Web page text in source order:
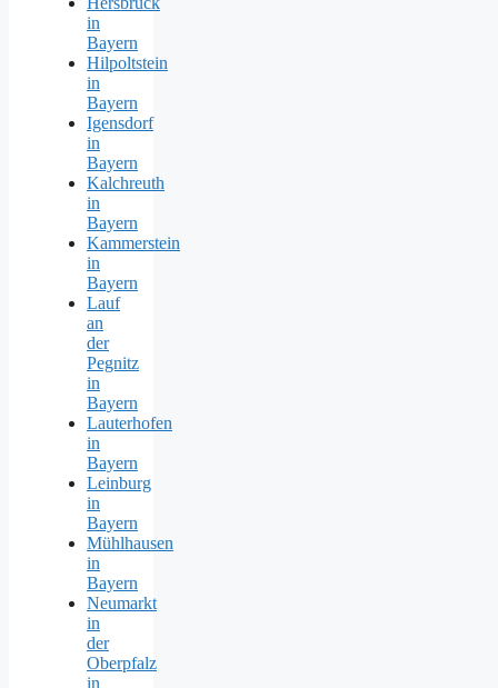
in
Bayern
Hilpoltstein
in
Bayern
Igensdorf
in
Bayern
Kalchreuth
in
Bayern
Kammerstein
in
Bayern
Lauf
an
der
Pegnitz
in
Bayern
Lauterhofen
in
Bayern
Leinburg
in
Bayern
Mühlhausen
in
Bayern
Neumarkt
in
der
Oberpfalz
in